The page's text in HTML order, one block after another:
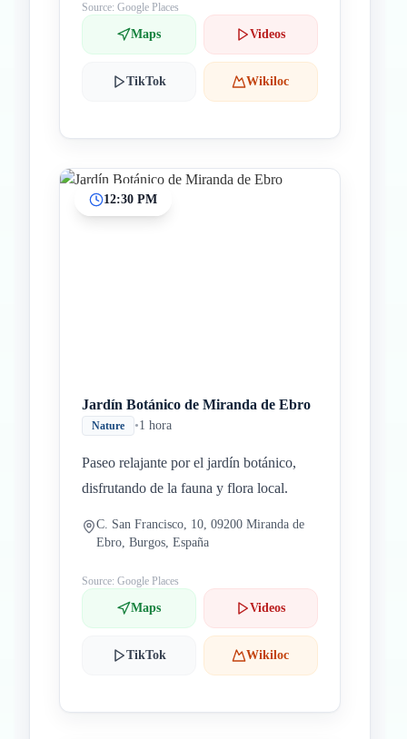
Source: Google Places
Maps Videos
TikTok Wikiloc
12:30 PM
Jardín Botánico de Miranda de Ebro
Nature •1 hora
Paseo relajante por el jardín botánico,
disfrutando de la fauna y flora local.
C. San Francisco, 10, 09200 Miranda de
Ebro, Burgos, España
Source: Google Places
Maps Videos
TikTok Wikiloc